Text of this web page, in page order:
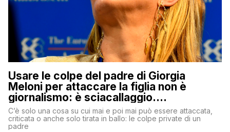
Usare le colpe del padre di Giorgia
Meloni per attaccare la figlia non è
giornalismo: è sciacallaggio.
Dimostriamo di essere diversi
C’è solo una cosa su cui mai e poi mai può essere attaccata,
criticata o anche solo tirata in ballo: le colpe private di un
padre